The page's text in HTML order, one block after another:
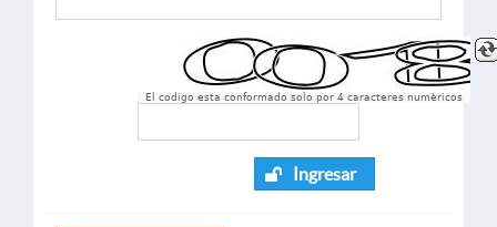
El codigo esta conformado solo por 4 caracteres numèricos
Ingresar